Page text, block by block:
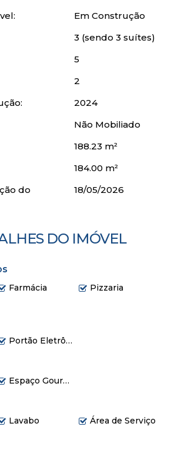
de água e gás
frente para a rua
maravilhoso projeto
Em Construção
3 (sendo 3 suítes)
5
2
2024
Não Mobiliado
188.23 m²
184.00 m²
do
18/05/2026
DO IMÓVEL
Farmácia
Pizzaria
Portão Eletrônico
Espaço Gourmet
Lavabo Área de Serviço